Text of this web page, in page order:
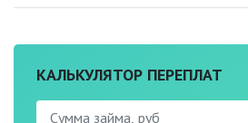
КАЛЬКУЛЯТОР ПЕРЕПЛАТ